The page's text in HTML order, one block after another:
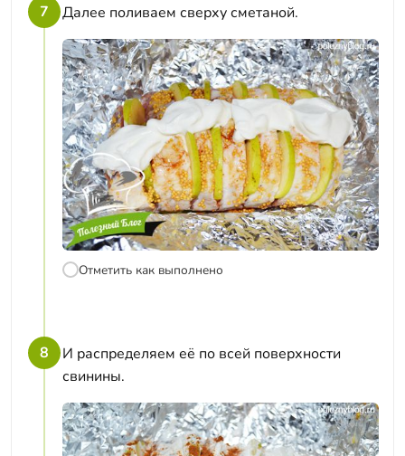
7 Далее поливаем сверху сметаной.
Отметить как выполнено
8
И распределяем её по всей поверхности
свинины.